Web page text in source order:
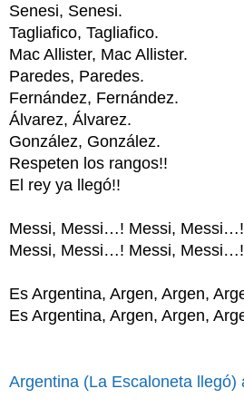
Senesi, Senesi.
Tagliafico, Tagliafico.
Mac Allister, Mac Allister.
Paredes, Paredes.
Fernández, Fernández.
Álvarez, Álvarez.
González, González.
Respeten los rangos!!
El rey ya llegó!!
Messi, Messi…! Messi, Messi…!
Messi, Messi…! Messi, Messi…!
Es Argentina, Argen, Argen,
Es Argentina, Argen, Argen,
Argentina (La Escaloneta llegó)